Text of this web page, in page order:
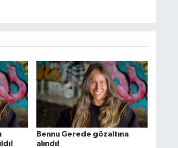
Bennu Gerede gözaltına
alındı!